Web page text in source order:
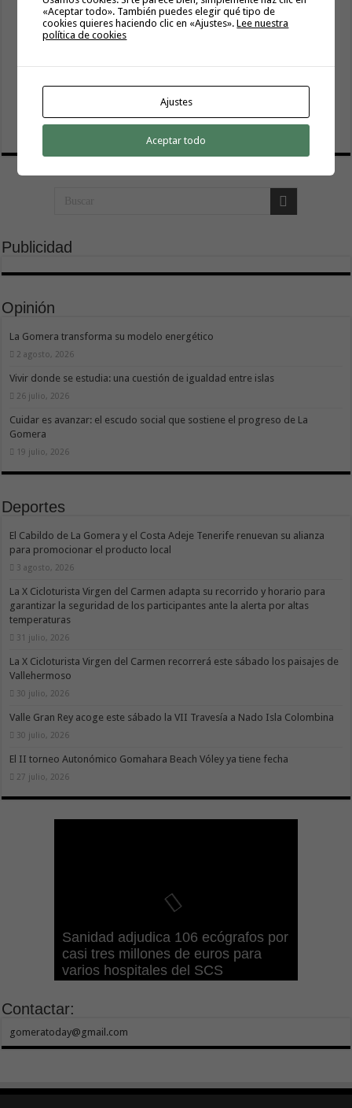
2 agosto, 2026
26 julio, 2026
Cuidar es avanzar: el escudo social que sostiene el
19 julio, 2026
Publicidad
Opinión
La Gomera transforma su modelo energético
2 agosto, 2026
Vivir donde se estudia: una cuestión de igualdad entre islas
26 julio, 2026
Cuidar es avanzar: el escudo social que sostiene el progreso de La
Gomera
19 julio, 2026
Deportes
El Cabildo de La Gomera y el Costa Adeje Tenerife renuevan su alianza
para promocionar el producto local
3 agosto, 2026
La X Cicloturista Virgen del Carmen adapta su recorrido y horario para
garantizar la seguridad de los participantes ante la alerta por altas
temperaturas
31 julio, 2026
La X Cicloturista Virgen del Carmen recorrerá este sábado los paisajes de
Vallehermoso
30 julio, 2026
Valle Gran Rey acoge este sábado la VII Travesía a Nado Isla Colombina
30 julio, 2026
El II torneo Autonómico Gomahara Beach Vóley ya tiene fecha
27 julio, 2026
Sanidad adjudica 106 ecógrafos por
casi tres millones de euros para
varios hospitales del SCS
puntuación en el Índice de
Transparencia de Canarias por
cuarto año consecutivo
ayudas del POSEICAN-Pesca al
sector por valor de 7,09 M€ tras
aumentar las cuantías
Transición Ecológica coordina con
Ashotel su adhesión a la Red de
Refugios Climáticos de Canarias
parque de vivienda protegida en
régimen de alquiler asequible de
Tenerife
diagnóstica de los centros de salud
con el impulso de la ecografía
clínica
Contactar:
gomeratoday@gmail.com
«Aceptar todo». También puedes elegir qué tipo de
cookies quieres haciendo clic en «Ajustes».Lee nuestra
política de cookies
Ajustes
Aceptar todo